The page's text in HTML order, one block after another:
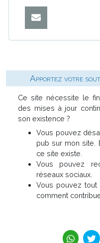
Apportez votre
Ce site nécessite le
des mises à jour
son existence ?
Vous pouvez
pub sur mon site.
ce site existe.
Vous pouvez
réseaux sociaux.
Vous pouvez
comment